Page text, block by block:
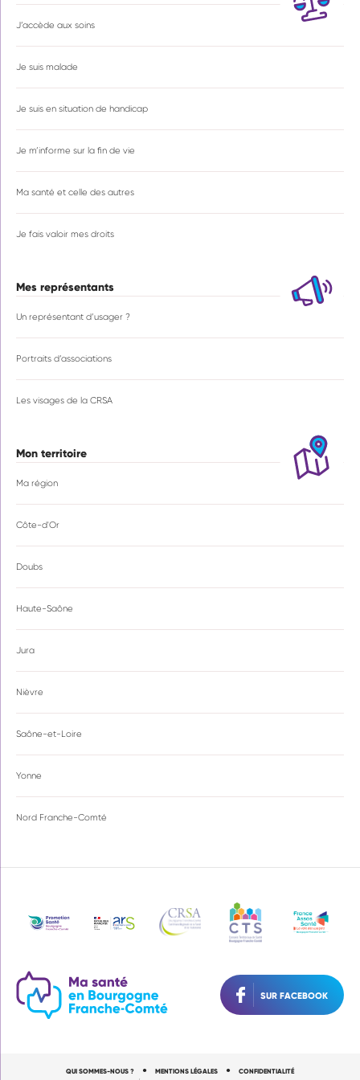
J’accède aux soins
Je suis malade
Je suis en situation de handicap
Je m’informe sur la fin de vie
Ma santé et celle des autres
Je fais valoir mes droits
Mes représentants
Un représentant d’usager ?
Portraits d’associations
Les visages de la CRSA
Mon territoire
Ma région
Côte-d'Or
Doubs
Haute-Saône
Jura
Nièvre
Saône-et-Loire
Yonne
Nord Franche-Comté
SUR FACEBOOK
QUI SOMMES-NOUS ? ● MENTIONS LÉGALES ●
CONFIDENTIALITÉ